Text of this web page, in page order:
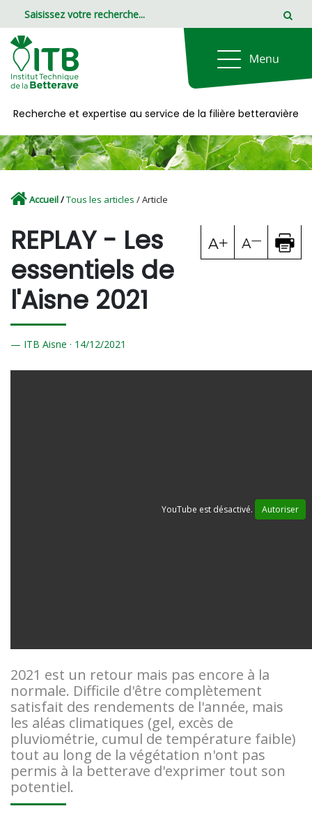
Recherche et expertise au service de la filière betteravière
Accueil/Tous les articles / Article
REPLAY - Les
essentiels de
l'Aisne 2021
ITB Aisne · 14/12/2021
YouTube est désactivé. Autoriser
2021 est un retour mais pas encore à la
normale. Difficile d'être complètement
satisfait des rendements de l'année, mais
les aléas climatiques (gel, excès de
pluviométrie, cumul de température faible)
tout au long de la végétation n'ont pas
permis à la betterave d'exprimer tout son
potentiel.
Panneau de gestion des cookies